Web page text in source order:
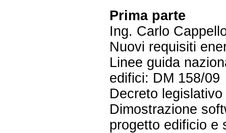
Prima parte
Ing. Carlo
Nuovi requisiti
Linee guida
edifici: DM 158/09
Decreto
Dimostrazione
progetto edificio e